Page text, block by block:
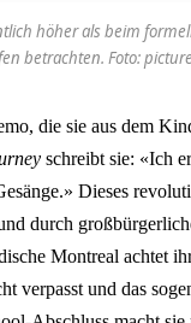
höher als beim
Foto: picture
die sie aus dem
schreibt sie: «Ich
Dieses
durch
Montreal achtet
verpasst und das